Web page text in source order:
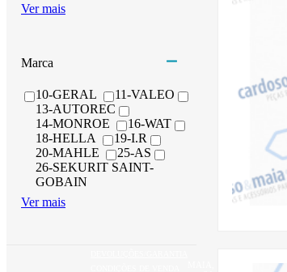
Ver mais
Marca
10-GERAL
11-VALEO
13-AUTOREC
14-MONROE
16-WAT
18-HELLA
19-I.R
20-MAHLE
25-AS
26-SEKURIT SAINT-
GOBAIN
Ver mais